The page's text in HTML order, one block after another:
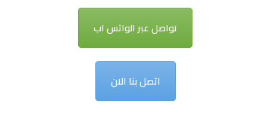
تواصل عبر الواتس اب
اتصل بنا الان